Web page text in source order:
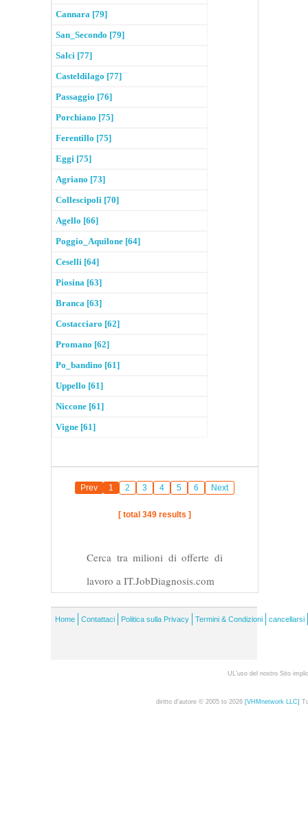
Cannara [79]
San_Secondo [79]
Salci [77]
Casteldilago [77]
Passaggio [76]
Porchiano [75]
Ferentillo [75]
Eggi [75]
Agriano [73]
Collescipoli [70]
Agello [66]
Poggio_Aquilone [64]
Ceselli [64]
Piosina [63]
Branca [63]
Costacciaro [62]
Promano [62]
Po_bandino [61]
Uppello [61]
Niccone [61]
Vigne [61]
Prev 1 2 3 4 5 6 Next
[ total 349 results ]
Cerca tra milioni di offerte di
lavoro a IT.JobDiagnosis.com
Home Contattaci Politica sulla Privacy Termini & Condizioni cancellarsi
UL'uso del nostro Sito
diritto d'autore © 2005 to 2026 [VHMnetwork LLC]